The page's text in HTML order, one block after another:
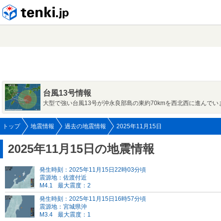
台風13号情報
大型で強い台風13号が沖永良部島の東約70kmを西北西に進んでい
トップ 地震情報 過去の地震情報 2025年11月15日
2025年11月15日の地震情報
発生時刻：2025年11月15日22時03分頃
震源地：佐渡付近
M4.1
最大震度：2
発生時刻：2025年11月15日16時57分頃
震源地：宮城県沖
M3.4
最大震度：1